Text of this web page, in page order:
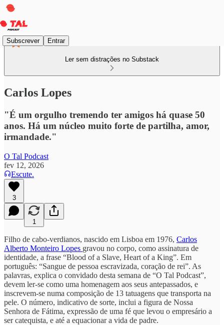
Subscrever Entrar
Ler sem distrações no Substack
Carlos Lopes
"É um orgulho tremendo ter amigos há quase 50
anos. Há um núcleo muito forte de partilha, amor,
irmandade."
O Tal Podcast
fev 12, 2026
Escute.
3
1
Filho de cabo-verdianos, nascido em Lisboa em 1976, Carlos
Alberto Monteiro Lopes gravou no corpo, como assinatura de
identidade, a frase “Blood of a Slave, Heart of a King”. Em
português: “Sangue de pessoa escravizada, coração de rei”. As
palavras, explica o convidado desta semana de “O Tal Podcast”,
devem ler-se como uma homenagem aos seus antepassados, e
inscrevem-se numa composição de 13 tatuagens que transporta na
pele. O número, indicativo de sorte, inclui a figura de Nossa
Senhora de Fátima, expressão de uma fé que levou o empresário a
ser catequista, e até a equacionar a vida de padre.